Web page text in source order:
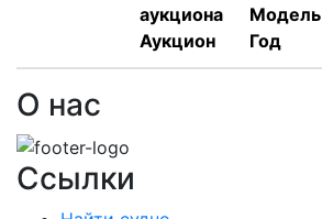
аукциона
Аукцион
Модель
Год
О нас
Ссылки